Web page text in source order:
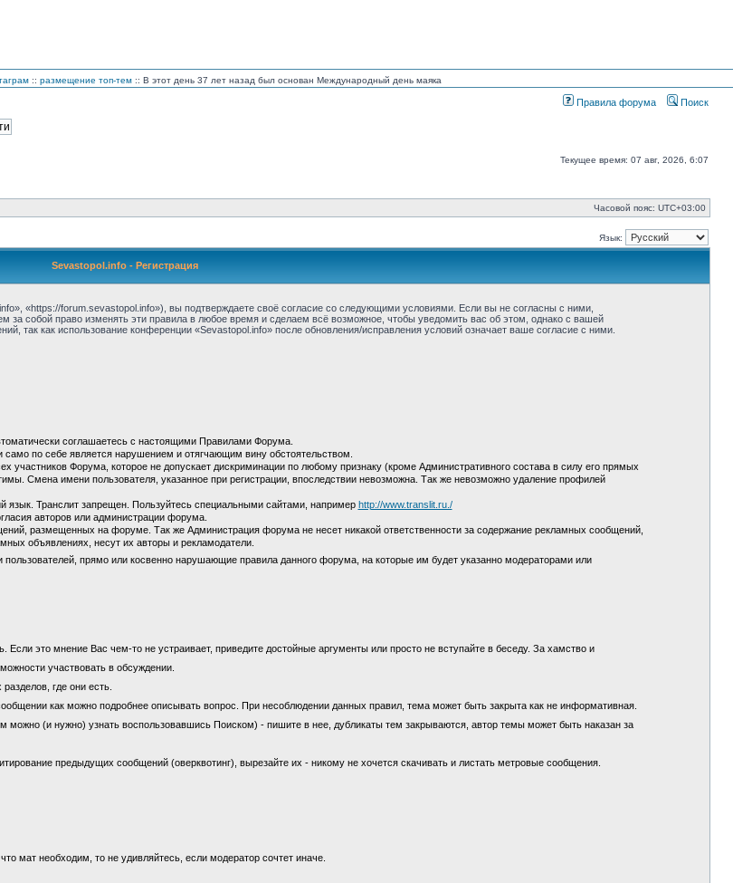
:: размещение топ-тем :: В этот день 37 лет назад был основан Международный день маяка
Правила форума Поиск
Текущее время: 07 авг, 2026, 6:07
Часовой пояс: UTC+03:00
Язык:
Sevastopol.info - Регистрация
«https://forum.sevastopol.info»), вы подтверждаете своё согласие со следующими условиями. Если вы не согласны с ними,
за собой право изменять эти правила в любое время и сделаем всё возможное, чтобы уведомить вас об этом, однако с вашей
так как использование конференции «Sevastopol.info» после обновления/исправления условий означает ваше согласие с ними.
соглашаетесь с настоящими Правилами Форума.
по себе является нарушением и отягчающим вину обстоятельством.
Форума, которое не допускает дискриминации по любому признаку (кроме Административного состава в силу его прямых
Смена имени пользователя, указанное при регистрации, впоследствии невозможна. Так же невозможно удаление профилей
Транслит запрещен. Пользуйтесь специальными сайтами, например http://www.translit.ru./
авторов или администрации форума.
размещенных на форуме. Так же Администрация форума не несет никакой ответственности за содержание рекламных сообщений,
объявлениях, несут их авторы и рекламодатели.
прямо или косвенно нарушающие правила данного форума, на которые им будет указанно модераторами или
это мнение Вас чем-то не устраивает, приведите достойные аргументы или просто не вступайте в беседу. За хамство и
участвовать в обсуждении.
где они есть.
как можно подробнее описывать вопрос. При несоблюдении данных правил, тема может быть закрыта как не информативная.
(и нужно) узнать воспользовавшись Поиском) - пишите в нее, дубликаты тем закрываются, автор темы может быть наказан за
предыдущих сообщений (оверквотинг), вырезайте их - никому не хочется скачивать и листать метровые сообщения.
мат необходим, то не удивляйтесь, если модератор сочтет иначе.